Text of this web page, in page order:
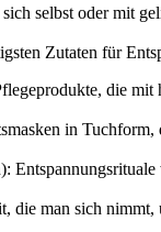
selbst oder mit
Zutaten für
die mit
in
die man sich nimmt,